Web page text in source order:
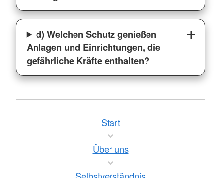
d) Welchen Schutz genießen
Anlagen und Einrichtungen, die
gefährliche Kräfte enthalten?
Start
Über uns